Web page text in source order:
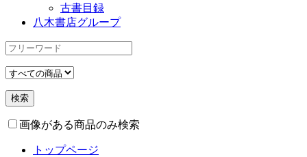
古書目録
八木書店グループ
画像がある商品のみ検索
トップページ